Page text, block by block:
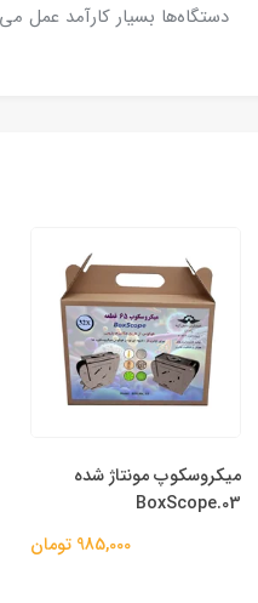
دستگاه‌ها بسیار کارآمد عمل
کیت 32 قطعه هواپیماهای
جنگنده F-15 و A-10